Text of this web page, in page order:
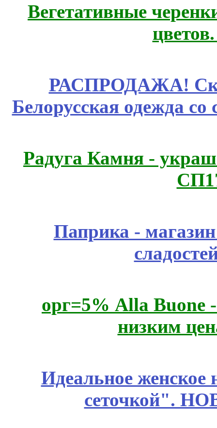
Вегетативные
РАСПРОДАЖА!
Белорусская одежда
Радуга Камня -
Паприка -
орг=5% Alla Buone
низким
Идеальное женское
сеточкой".